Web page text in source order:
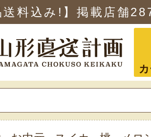
送料込み!】掲載店舗